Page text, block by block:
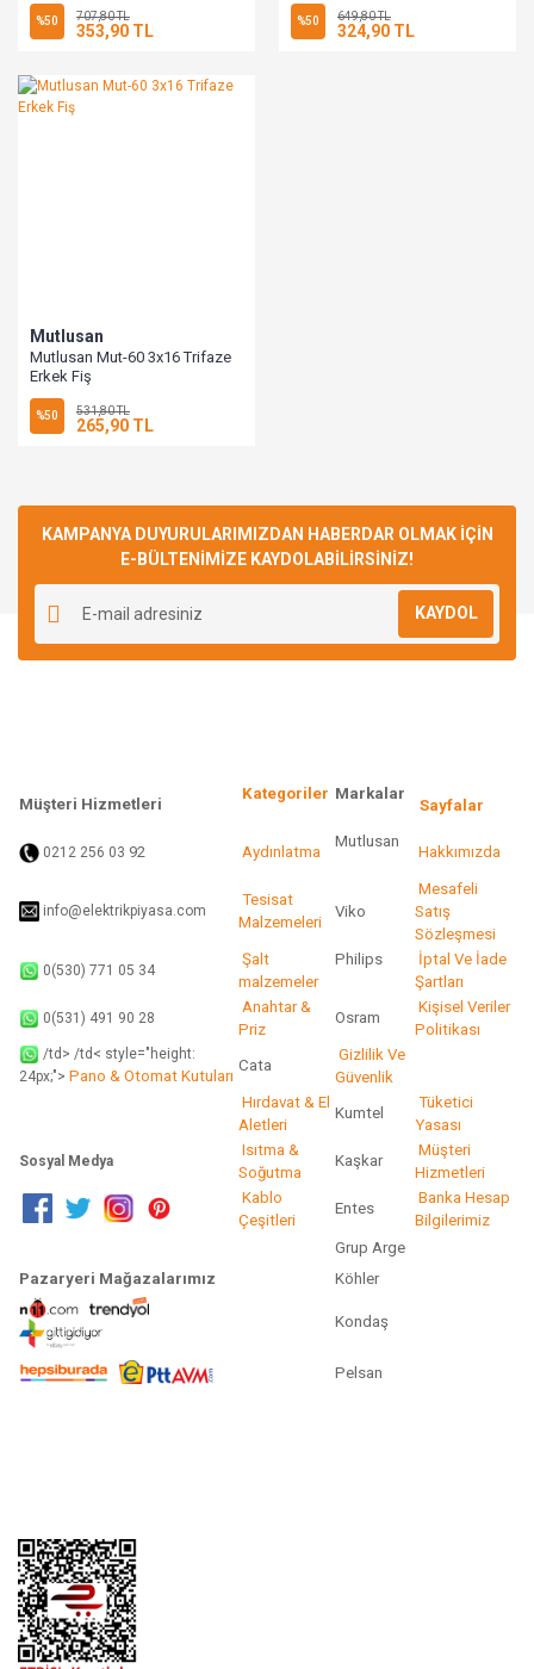
%50 707,80 TL
353,90 TL %50 649,80 TL
324,90 TL
Mutlusan
Mutlusan Mut-60 3x16 Trifaze
Erkek Fiş
%50 531,80 TL
265,90 TL
KAMPANYA DUYURULARIMIZDAN HABERDAR OLMAK İÇİN
E-BÜLTENİMİZE KAYDOLABİLİRSİNİZ!
KAYDOL
Müşteri Hizmetleri
Kategoriler Markalar
Sayfalar
0212 256 03 92 Aydınlatma
Mutlusan
Hakkımızda
info@elektrikpiyasa.com
Tesisat
Malzemeleri
Viko
Mesafeli
Satış
Sözleşmesi
0(530) 771 05 34
Şalt
malzemeler
Philips
İptal Ve İade
Şartları
0(531) 491 90 28
Anahtar &
Priz
Osram
Kişisel Veriler
Politikası
/td> /td< style="height:
24px;"> Pano & Otomat Kutuları
Cata
Gizlilik Ve
Güvenlik
Hırdavat & El
Aletleri
Kumtel
Tüketici
Yasası
Sosyal Medya
Isıtma &
Soğutma
Kaşkar
Müşteri
Hizmetleri
Kablo
Çeşitleri
Entes
Banka Hesap
Bilgilerimiz
Grup Arge
Pazaryeri Mağazalarımız
Köhler
Kondaş
Pelsan